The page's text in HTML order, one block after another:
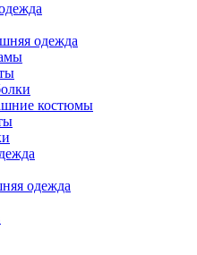
одежда
костюмы
одежда